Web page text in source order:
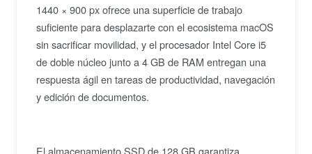
1440 × 900 px ofrece una superficie de trabajo
suficiente para desplazarte con el ecosistema macOS
sin sacrificar movilidad, y el procesador Intel Core i5
de doble núcleo junto a 4 GB de RAM entregan una
respuesta ágil en tareas de productividad, navegación
y edición de documentos.